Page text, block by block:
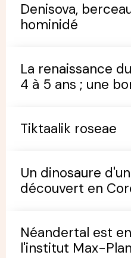
Denisova,
hominidé
La renaissance
4 à 5 ans ; une
Tiktaalik roseae
Un dinosaure
découvert en
Néandertal est
l'institut Max-